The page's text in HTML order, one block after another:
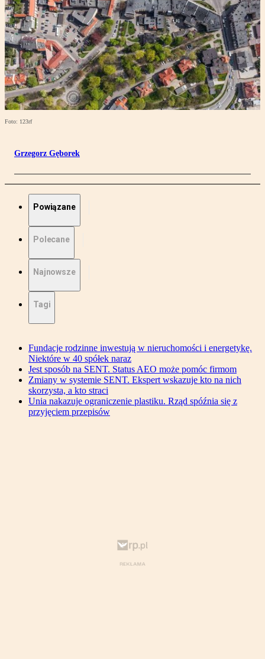
Foto: 123rf
Grzegorz Gęborek
Powiązane
Polecane
Najnowsze
Tagi
Fundacje rodzinne inwestują w nieruchomości i energetykę.
Niektóre w 40 spółek naraz
Jest sposób na SENT. Status AEO może pomóc firmom
Zmiany w systemie SENT. Ekspert wskazuje kto na nich
skorzysta, a kto straci
Unia nakazuje ograniczenie plastiku. Rząd spóźnia się z
przyjęciem przepisów